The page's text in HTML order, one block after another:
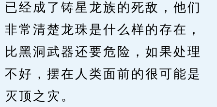
已经成了铸星龙族的死敌，他们
非常清楚龙珠是什么样的存在，
比黑洞武器还要危险，如果处理
不好，摆在人类面前的很可能是
灭顶之灾。